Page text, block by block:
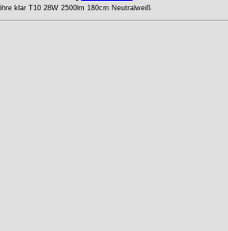
klar T10 28W 2500lm 180cm Neutralweiß